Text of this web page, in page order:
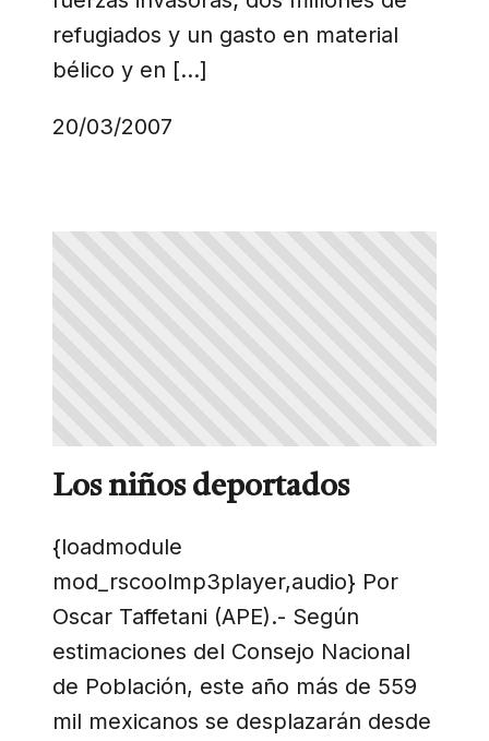
refugiados y un gasto en material
bélico y en […]
20/03/2007
Los niños deportados
{loadmodule
mod_rscoolmp3player,audio} Por
Oscar Taffetani (APE).- Según
estimaciones del Consejo Nacional
de Población, este año más de 559
mil mexicanos se desplazarán desde